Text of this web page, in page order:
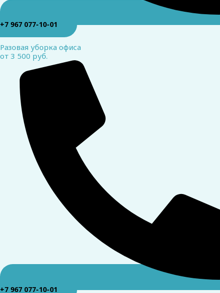
+7 967 077-10-01
Разовая уборка офиса
от 3 500 руб.
+7 967 077-10-01